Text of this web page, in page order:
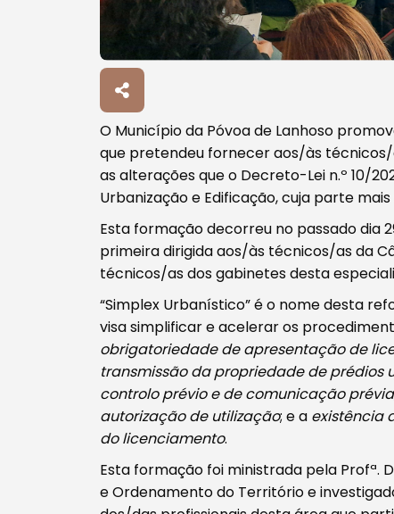
Tipo de conteúdo
Filtros
O Município da Póvoa de Lanhoso
que pretendeu fornecer aos/às
as alterações que o Decreto-Lei n.º 10/
Urbanização e Edificação, cuja parte
Esta formação decorreu no passado dia
primeira dirigida aos/às técnicos/as da
técnicos/as dos gabinetes desta
“Simplex Urbanístico” é o nome desta
visa simplificar e acelerar os
obrigatoriedade de apresentação de
transmissão da propriedade de prédios
controlo prévio e de comunicação prévia
autorização de utilização; e a existência
do licenciamento.
Esta formação foi ministrada pela Profª.
e Ordenamento do Território e